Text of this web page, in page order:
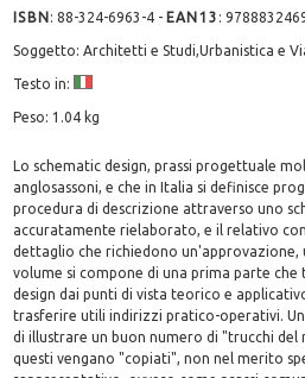
ISBN:88-324-6963-4 - EAN13 :
Soggetto: Architetti e Studi,Urbanistica e
Testo in:
Peso: 1.04 kg
Lo schematic design, prassi progettuale
anglosassoni, e che in Italia si definisce
procedura di descrizione attraverso uno
accuratamente rielaborato, e il relativo
dettaglio che richiedono un'approvazione,
volume si compone di una prima parte
design dai punti di vista teorico e
trasferire utili indirizzi pratico-operativi.
di illustrare un buon numero di "trucchi del
questi vengano "copiati", non nel merito